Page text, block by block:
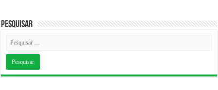
Pesquisar